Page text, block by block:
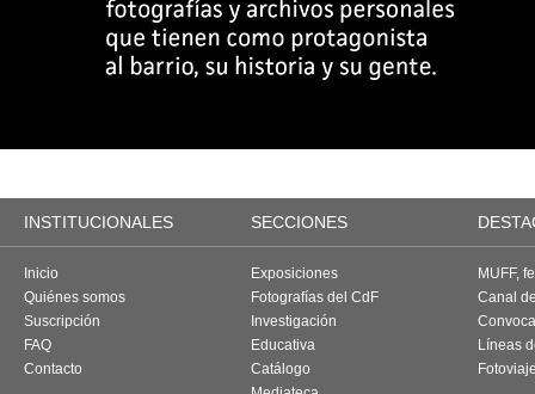
INSTITUCIONALES SECCIONES
Inicio
Quiénes somos
Suscripción
FAQ
Contacto
Exposiciones
Fotografías del CdF
Investigación
Educativa
Catálogo
MUFF,
Canal
Líneas